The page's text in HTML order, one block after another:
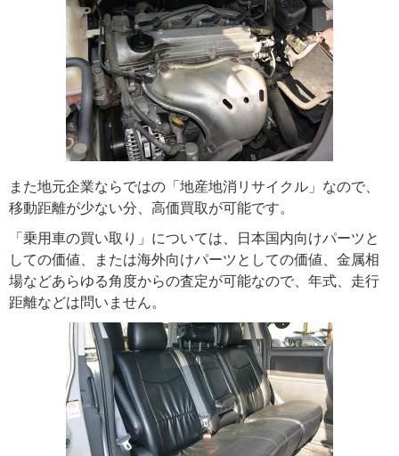
また地元企業ならではの「地産地消リサイクル」なので、
移動距離が少ない分、高価買取が可能です。
「乗用車の買い取り」については、日本国内向けパーツと
しての価値、または海外向けパーツとしての価値、金属相
場などあらゆる角度からの査定が可能なので、年式、走行
距離などは問いません。